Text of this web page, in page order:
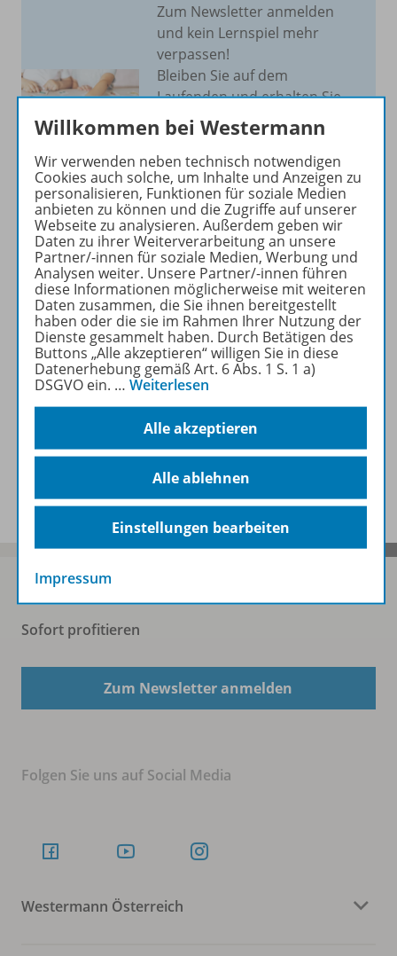
Zum Newsletter anmelden
und kein Lernspiel mehr
verpassen!
Bleiben Sie auf dem
Laufenden und erhalten Sie
Informationen und Tipps zu
unserem Förder- und
Fordermaterial direkt in Ihr
Postfach.
JETZT ANMELDEN
Produktinformationen
Beschreibung
Zugehörige Produkte
Sofort profitieren
Zum Newsletter anmelden
Folgen Sie uns auf Social Media
Westermann Österreich
Willkommen bei Westermann
Wir verwenden neben technisch notwendigen
Cookies auch solche, um Inhalte und Anzeigen zu
personalisieren, Funktionen für soziale Medien
anbieten zu können und die Zugriffe auf unserer
Webseite zu analysieren. Außerdem geben wir
Daten zu ihrer Weiterverarbeitung an unsere
Partner/-innen für soziale Medien, Werbung und
Analysen weiter. Unsere Partner/-innen führen
diese Informationen möglicherweise mit weiteren
Daten zusammen, die Sie ihnen bereitgestellt
haben oder die sie im Rahmen Ihrer Nutzung der
Dienste gesammelt haben. Durch Betätigen des
Buttons „Alle akzeptieren“ willigen Sie in diese
Datenerhebung gemäß Art. 6 Abs. 1 S. 1 a)
DSGVO ein. … Weiterlesen
Alle akzeptieren
Alle ablehnen
Einstellungen bearbeiten
Impressum